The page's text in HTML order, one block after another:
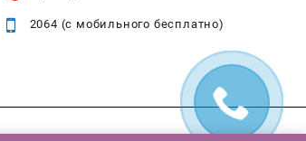
2064 (с мобильного бесплатно)